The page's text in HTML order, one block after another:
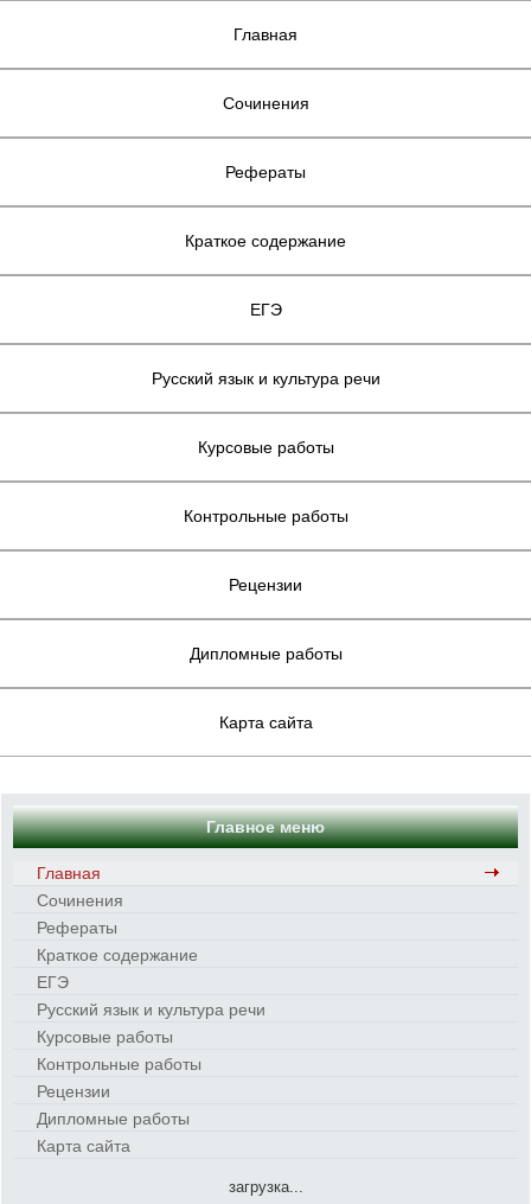
Главная
Сочинения
Рефераты
Краткое содержание
ЕГЭ
Русский язык и культура речи
Курсовые работы
Контрольные работы
Рецензии
Дипломные работы
Карта сайта
Главное меню
Главная
Сочинения
Рефераты
Краткое содержание
ЕГЭ
Русский язык и культура речи
Курсовые работы
Контрольные работы
Рецензии
Дипломные работы
Карта сайта
загрузка...